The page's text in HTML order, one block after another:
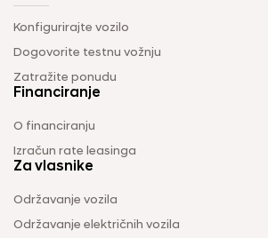
Konfigurirajte vozilo
Dogovorite testnu vožnju
Zatražite ponudu
Financiranje
O financiranju
Izračun rate leasinga
Za vlasnike
Održavanje vozila
Održavanje električnih vozila